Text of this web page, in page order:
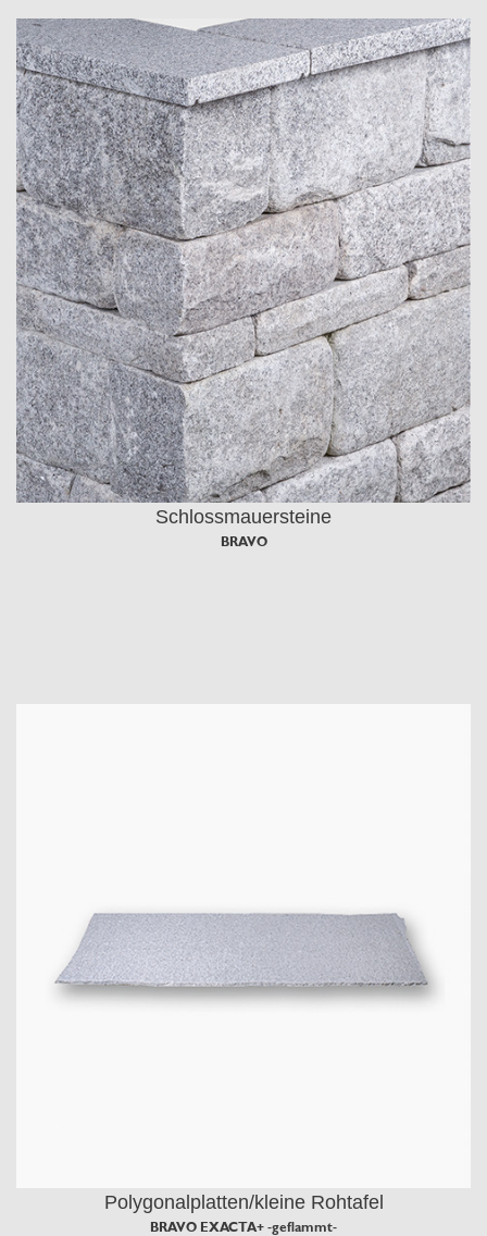
Schlossmauersteine
BRAVO
Polygonalplatten/kleine Rohtafel
BRAVO EXACTA+ -geflammt-